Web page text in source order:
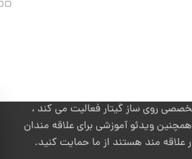
روی ساز گیتار فعالیت می کند ،
ویدئو آموزشی برای علاقه مندان
علاقه مند هستند از ما حمایت کنید.